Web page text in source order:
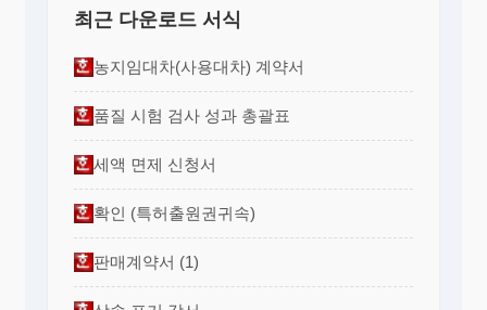
최근 다운로드 서식
농지임대차(사용대차) 계약서
품질 시험 검사 성과 총괄표
세액 면제 신청서
확인 (특허출원권귀속)
판매계약서 (1)